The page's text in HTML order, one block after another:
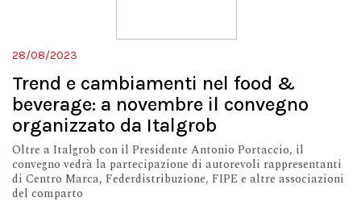
28/08/2023
Trend e cambiamenti nel food &
beverage: a novembre il convegno
organizzato da Italgrob
Oltre a Italgrob con il Presidente Antonio Portaccio, il
convegno vedrà la partecipazione di autorevoli rappresentanti
di Centro Marca, Federdistribuzione, FIPE e altre associazioni
del comparto